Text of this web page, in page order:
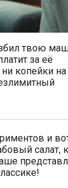
твою
за её
копейки на
и
салат,